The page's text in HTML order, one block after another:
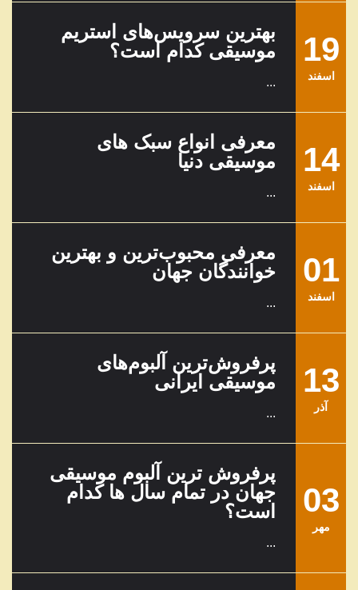
19
اسفند
بهترین سرویس‌های استریم
موسیقی کدام است؟
...
14
اسفند
معرفی انواع سبک های
موسیقی دنیا
...
01
اسفند
معرفی محبوب‌ترین و بهترین
خوانندگان جهان
...
13
آذر
پرفروش‌ترین آلبوم‌های
موسیقی ایرانی
...
03
مهر
پرفروش ترین آلبوم موسیقی
جهان در تمام سال ها کدام
است؟
...